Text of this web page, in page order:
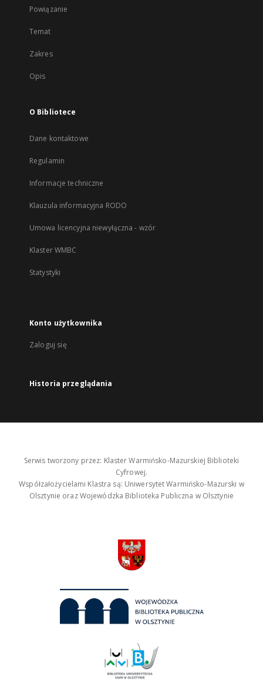
Powiązanie
Temat
Zakres
Opis
O Bibliotece
Dane kontaktowe
Regulamin
Informacje techniczne
Klauzula informacyjna RODO
Umowa licencyjna niewyłączna - wzór
Klaster WMBC
Statystyki
Konto użytkownika
Zaloguj się
Historia przeglądania
Serwis tworzony przez: Klaster Warmińsko-Mazurskiej Biblioteki
Cyfrowej.
Współzałożycielami Klastra są: Uniwersytet Warmińsko-Mazurski w
Olsztynie oraz Wojewódzka Biblioteka Publiczna w Olsztynie